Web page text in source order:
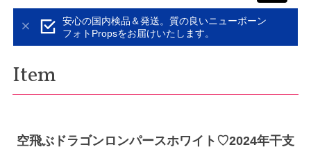
安心の国内検品＆発送。質の良いニューボーン
フォトPropsをお届けいたします。
Item
空飛ぶドラゴンロンパースホワイト♡2024年干支